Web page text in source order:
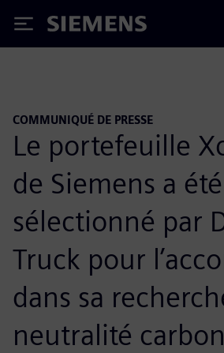
Siemens
COMMUNIQUÉ DE PRESSE
Le portefeuille
de Siemens a été
sélectionné par
Truck pour
dans sa
neutralité